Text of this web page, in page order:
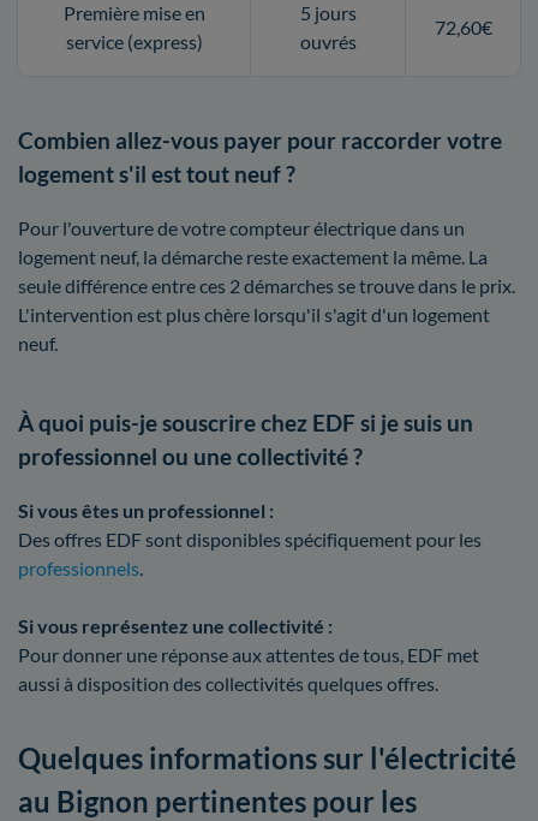
Première mise en
service (express)
5 jours
ouvrés
72,60€
Combien allez-vous payer pour raccorder votre
logement s'il est tout neuf ?
Pour l'ouverture de votre compteur électrique dans un
logement neuf, la démarche reste exactement la même. La
seule différence entre ces 2 démarches se trouve dans le prix.
L'intervention est plus chère lorsqu'il s'agit d'un logement
neuf.
À quoi puis-je souscrire chez EDF si je suis un
professionnel ou une collectivité ?
Si vous êtes un professionnel :
Des offres EDF sont disponibles spécifiquement pour les
professionnels.
Si vous représentez une collectivité :
Pour donner une réponse aux attentes de tous, EDF met
aussi à disposition des collectivités quelques offres.
Quelques informations sur l'électricité
au Bignon pertinentes pour les